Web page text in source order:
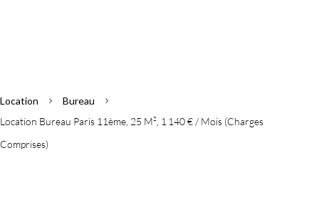
Location
Bureau
Location Bureau Paris 11ème, 25 M², 1 140 € / Mois (Charges
Comprises)